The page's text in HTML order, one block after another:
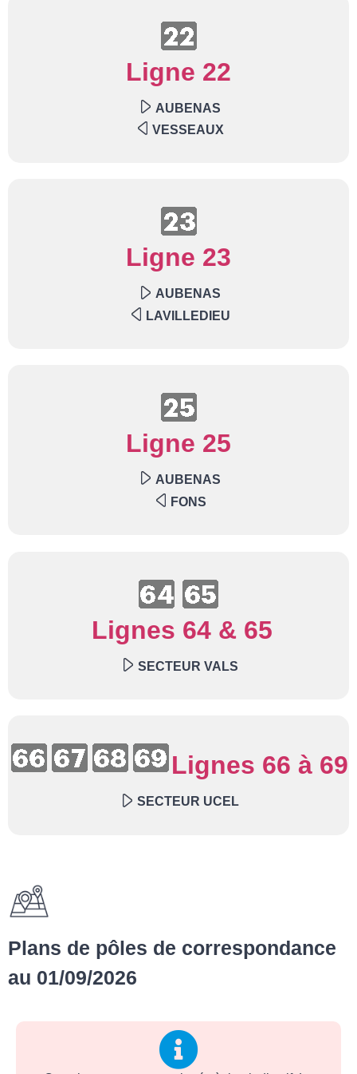
Ligne 22
AUBENAS
VESSEAUX
Ligne 23
AUBENAS
LAVILLEDIEU
Ligne 25
AUBENAS
FONS
Lignes 64 & 65
SECTEUR VALS
Lignes 66 à 69
SECTEUR UCEL
Plans de pôles de correspondance
au 01/09/2026